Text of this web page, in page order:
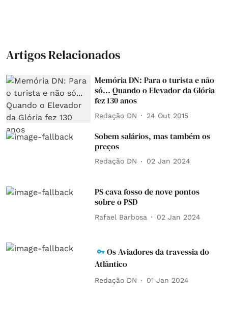
Artigos Relacionados
Memória DN: Para o turista e não
só... Quando o Elevador da Glória
fez 130 anos
Redação DN 24 Out 2015
Sobem salários, mas também os
preços
Redação DN 02 Jan 2024
PS cava fosso de nove pontos
sobre o PSD
Rafael Barbosa 02 Jan 2024
Os Aviadores da travessia do
Atlântico
Redação DN 01 Jan 2024